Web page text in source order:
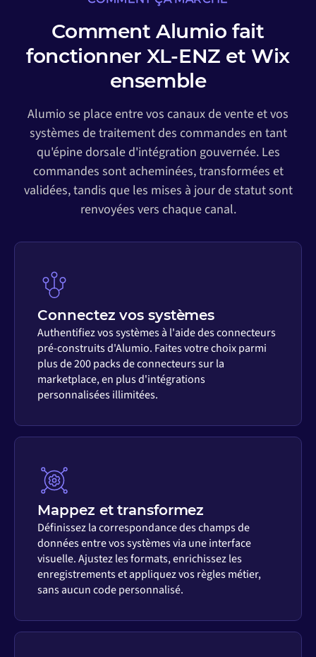
Comment Alumio fait
fonctionner XL-ENZ et Wix
ensemble
Alumio se place entre vos canaux de vente et vos
systèmes de traitement des commandes en tant
qu'épine dorsale d'intégration gouvernée. Les
commandes sont acheminées, transformées et
validées, tandis que les mises à jour de statut sont
renvoyées vers chaque canal.
Connectez vos systèmes
Authentifiez vos systèmes à l'aide des connecteurs
pré-construits d'Alumio. Faites votre choix parmi
plus de 200 packs de connecteurs sur la
marketplace, en plus d'intégrations
personnalisées illimitées.
Mappez et transformez
Définissez la correspondance des champs de
données entre vos systèmes via une interface
visuelle. Ajustez les formats, enrichissez les
enregistrements et appliquez vos règles métier,
sans aucun code personnalisé.